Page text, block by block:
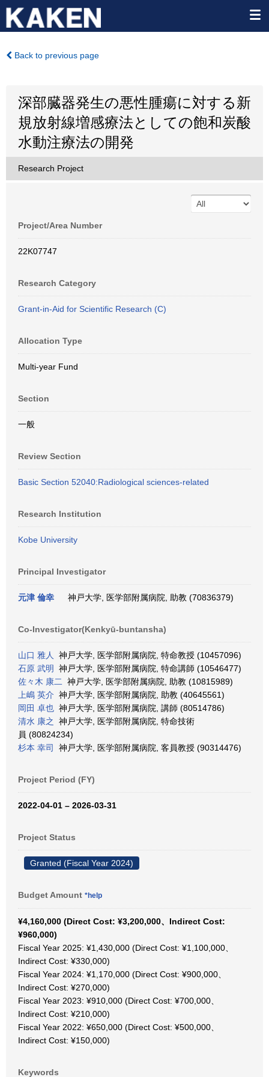
Back to previous page
深部臓器発生の悪性腫瘍に対する新
規放射線増感療法としての飽和炭酸
水動注療法の開発
Research Project
Project/Area Number
22K07747
Research Category
Grant-in-Aid for Scientific Research (C)
Allocation Type
Multi-year Fund
Section
一般
Review Section
Basic Section 52040:Radiological sciences-related
Research Institution
Kobe University
Principal Investigator
元津 倫幸 神戸大学, 医学部附属病院, 助教 (70836379)
Co-Investigator(Kenkyū-buntansha)
山口 雅人
神戸大学, 医学部附属病院, 特命教授 (10457096)
石原 武明
神戸大学, 医学部附属病院, 特命講師 (10546477)
佐々木 康二
神戸大学, 医学部附属病院, 助教 (10815989)
上嶋 英介 神戸大学, 医学部附属病院, 助教 (40645561)
岡田 卓也 神戸大学, 医学部附属病院, 講師 (80514786)
清水 康之
神戸大学, 医学部附属病院, 特命技術
員 (80824234)
杉本 幸司
神戸大学, 医学部附属病院, 客員教授 (90314476)
Project Period (FY)
2022-04-01 – 2026-03-31
Project Status
Granted (Fiscal Year 2024)
Budget Amount *help
¥4,160,000 (Direct Cost: ¥3,200,000、Indirect Cost:
¥960,000)
Fiscal Year 2025: ¥1,430,000 (Direct Cost: ¥1,100,000、
Indirect Cost: ¥330,000)
Fiscal Year 2024: ¥1,170,000 (Direct Cost: ¥900,000、
Indirect Cost: ¥270,000)
Fiscal Year 2023: ¥910,000 (Direct Cost: ¥700,000、
Indirect Cost: ¥210,000)
Fiscal Year 2022: ¥650,000 (Direct Cost: ¥500,000、
Indirect Cost: ¥150,000)
Keywords